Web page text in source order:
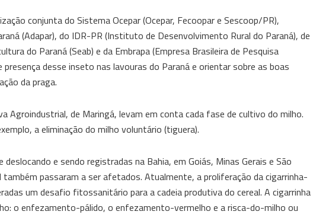
conjunta do Sistema Ocepar (Ocepar, Fecoopar e Sescoop/PR),
(Adapar), do IDR-PR (Instituto de Desenvolvimento Rural do Paraná), de
do Paraná (Seab) e da Embrapa (Empresa Brasileira de Pesquisa
desse inseto nas lavouras do Paraná e orientar sobre as boas
da praga.
Agroindustrial, de Maringá, levam em conta cada fase de cultivo do milho.
a eliminação do milho voluntário (tiguera).
e sendo registradas na Bahia, em Goiás, Minas Gerais e São
passaram a ser afetados. Atualmente, a proliferação da cigarrinha-
um desafio fitossanitário para a cadeia produtiva do cereal. A cigarrinha
o enfezamento-pálido, o enfezamento-vermelho e a risca-do-milho ou